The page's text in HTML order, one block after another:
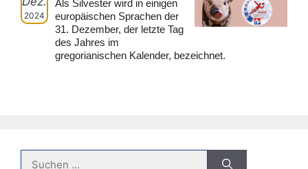
2024
Als Silvester wird in einigen
europäischen Sprachen der
31. Dezember, der letzte Tag
des Jahres im
gregorianischen Kalender, bezeichnet.